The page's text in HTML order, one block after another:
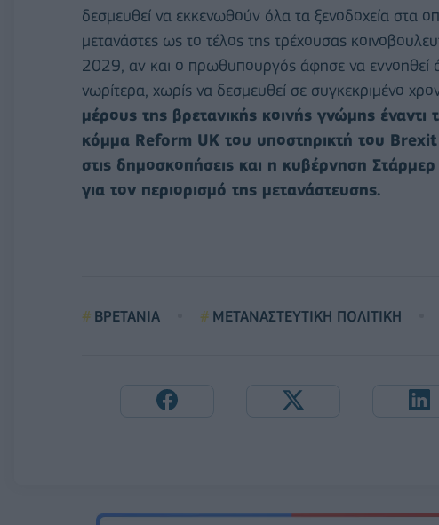
δεσμευθεί να εκκενωθούν όλα τα ξενοδοχεία στα
μετανάστες ως το τέλος της τρέχουσας
2029, αν και ο πρωθυπουργός άφησε να εννοηθεί
νωρίτερα, χωρίς να δεσμευθεί σε συγκεκριμένο
μέρους της βρετανικής κοινής γνώμης έναντι
κόμμα Reform UK του υποστηρικτή του
στις δημοσκοπήσεις και η κυβέρνηση Στάρμερ
για τον περιορισμό της μετανάστευσης.
ΒΡΕΤΑΝΙΑ ΜΕΤΑΝΑΣΤΕΥΤΙΚΗ ΠΟΛΙΤΙΚΗ